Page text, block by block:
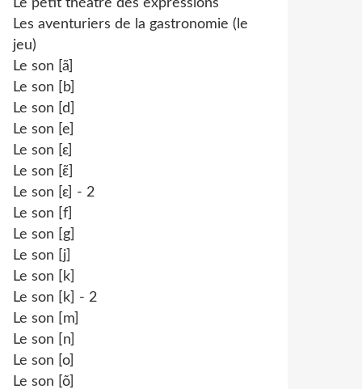
Le petit théâtre des expressions
Les aventuriers de la gastronomie (le
jeu)
Le son [ã]
Le son [b]
Le son [d]
Le son [e]
Le son [ɛ]
Le son [ɛ̃]
Le son [ɛ] - 2
Le son [f]
Le son [g]
Le son [j]
Le son [k]
Le son [k] - 2
Le son [m]
Le son [n]
Le son [o]
Le son [õ]